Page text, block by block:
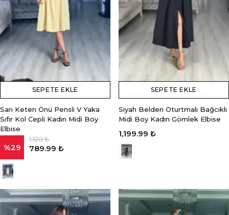
SEPETE EKLE
Sarı Keten Önü Pensli V Yaka
Sıfır Kol Cepli Kadın Midi Boy
Elbise
%29
1,120 ₺
789.99 ₺
SEPETE EKLE
Siyah Belden Oturtmalı Bağcıklı
Midi Boy Kadın Gömlek Elbise
1,199.99 ₺